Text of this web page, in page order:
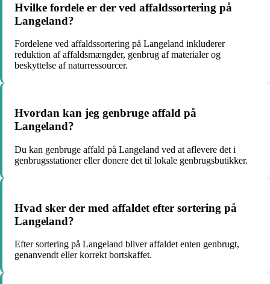
Hvilke fordele er der ved affaldssortering på
Langeland?
Fordelene ved affaldssortering på Langeland inkluderer
reduktion af affaldsmængder, genbrug af materialer og
beskyttelse af naturressourcer.
Hvordan kan jeg genbruge affald på
Langeland?
Du kan genbruge affald på Langeland ved at aflevere det i
genbrugsstationer eller donere det til lokale genbrugsbutikker.
Hvad sker der med affaldet efter sortering på
Langeland?
Efter sortering på Langeland bliver affaldet enten genbrugt,
genanvendt eller korrekt bortskaffet.